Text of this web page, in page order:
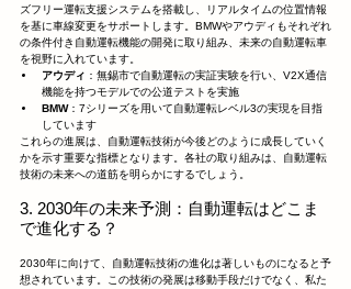
ズフリー運転支援システムを搭載し、リアルタイムの位置情報
を基に車線変更をサポートします。BMWやアウディもそれぞれ
の条件付き自動運転機能の開発に取り組み、未来の自動運転車
を視野に入れています。
アウディ ：無錫市で自動運転の実証実験を行い、V2X通信
機能を持つモデルでの公道テストを実施
BMW：7シリーズを用いて自動運転レベル3の実現を目指
しています
これらの進展は、自動運転技術が今後どのように成長していく
かを示す重要な指標となります。各社の取り組みは、自動運転
技術の未来への道筋を明らかにするでしょう。
3. 2030年の未来予測：自動運転はどこま
で進化する？
2030年に向けて、自動運転技術の進化は著しいものになると予
想されています。この技術の発展は移動手段だけでなく、私た